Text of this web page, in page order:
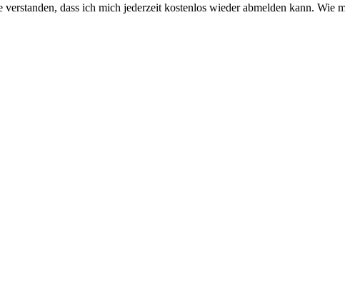
dass ich mich jederzeit kostenlos wieder abmelden kann. Wie